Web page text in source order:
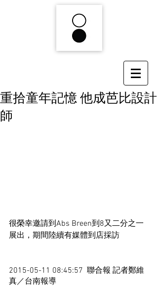
重拾童年記憶 他成芭比設計
師
很榮幸邀請到Abs Breen到8又二分之一
展出，期間陸續有媒體到店採訪
2015-05-11 08:45:57  聯合報 記者鄭維
真／台南報導